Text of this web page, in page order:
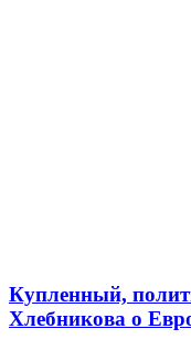
Купленный,
Хлебникова о